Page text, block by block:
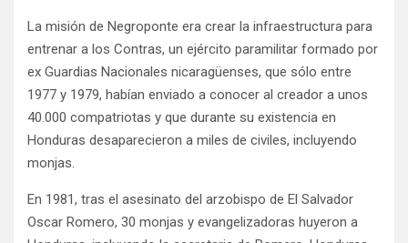
La misión de Negroponte era crear la infraestructura para
entrenar a los Contras, un ejército paramilitar formado por
ex Guardias Nacionales nicaragüenses, que sólo entre
1977 y 1979, habían enviado a conocer al creador a unos
40.000 compatriotas y que durante su existencia en
Honduras desaparecieron a miles de civiles, incluyendo
monjas.
En 1981, tras el asesinato del arzobispo de El Salvador
Oscar Romero, 30 monjas y evangelizadoras huyeron a